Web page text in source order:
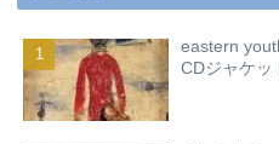
eastern
CDジャケッ